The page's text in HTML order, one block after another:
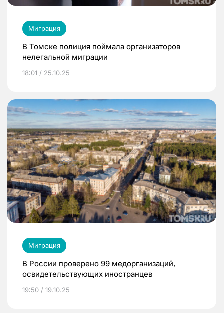
Миграция
В Томске полиция поймала организаторов
нелегальной миграции
18:01 / 25.10.25
Миграция
В России проверено 99 медорганизаций,
освидетельствующих иностранцев
19:50 / 19.10.25